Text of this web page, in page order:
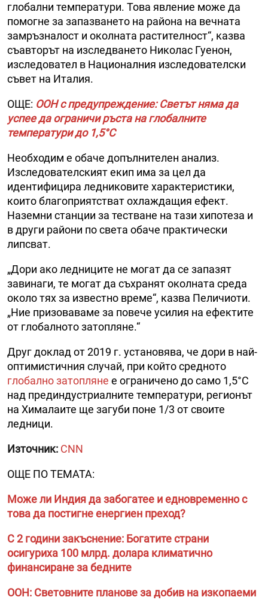
глобални температури. Това явление може да
помогне за запазването на района на вечната
замръзналост и околната растителност“, казва
съавторът на изследването Николас Гуенон,
изследовател в Националния изследователски
съвет на Италия.
ОЩЕ: ООН с предупреждение: Светът няма да
успее да ограничи ръста на глобалните
температури до 1,5°C
Необходим е обаче допълнителен анализ.
Изследователският екип има за цел да
идентифицира ледниковите характеристики,
които благоприятстват охлаждащия ефект.
Наземни станции за тестване на тази хипотеза и
в други райони по света обаче практически
липсват.
„Дори ако ледниците не могат да се запазят
завинаги, те могат да съхранят околната среда
около тях за известно време“, казва Пеличиоти.
„Ние призоваваме за повече усилия на ефектите
от глобалното затопляне.“
Друг доклад от 2019 г. установява, че дори в най-
оптимистичния случай, при който средното
глобално затопляне е ограничено до само 1,5°C
над прединдустриалните температури, регионът
на Хималаите ще загуби поне 1/3 от своите
ледници.
Източник: CNN
ОЩЕ ПО ТЕМАТА:
Може ли Индия да забогатее и едновременно с
това да постигне енергиен преход?
С 2 години закъснение: Богатите страни
осигуриха 100 млрд. долара климатично
финансиране за бедните
ООН: Световните планове за добив на изкопаеми